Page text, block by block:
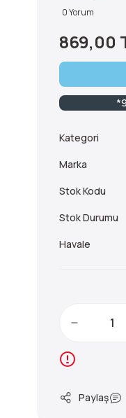
0 Yorum
869,00
Kategori
Marka
Stok Kodu
Stok Durumu
Havale
Paylaş